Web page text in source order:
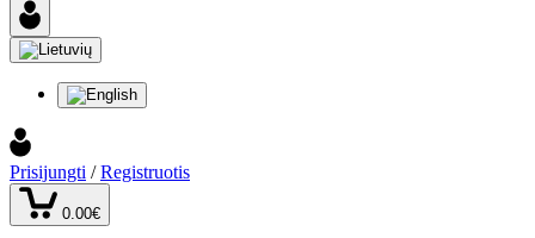
Prisijungti / Registruotis
0.00€